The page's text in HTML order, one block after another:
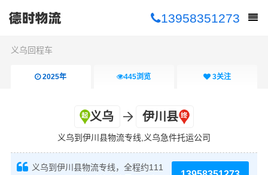
13958351273
义乌回程车
2025年 445浏览 3关注
义乌 伊川县
义乌到伊川县物流专线,义乌急件托运公司
义乌到伊川县物流专线，全程约111